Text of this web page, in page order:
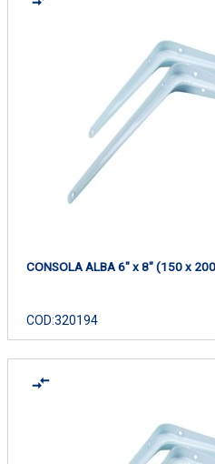
CONSOLA ALBA 6" x 8" (150 x
COD:320194